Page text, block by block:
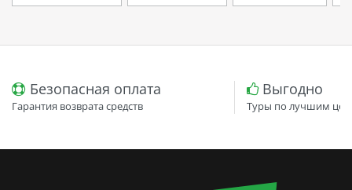
Безопасная оплата
Гарантия возврата средств
Выгодно
Туры по лучшим